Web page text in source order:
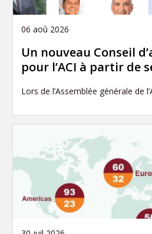
06 aoû 2026
Un nouveau Conseil
pour l’ACI à partir de
Lors de l’Assemblée générale de